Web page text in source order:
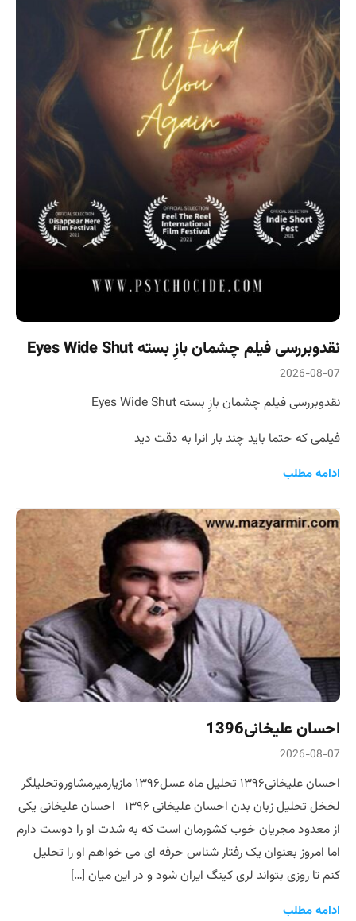
نقدوبررسی فیلم چشمان بازِ بسته Eyes Wide Shut
2026-08-07
نقدوبررسی فیلم چشمان بازِ بسته Eyes Wide Shut
فیلمی که حتما باید چند بار انرا به دقت دید
ادامه مطلب
احسان علیخانی1396
2026-08-07
احسان علیخانی۱۳۹۶ تحلیل ماه عسل۱۳۹۶ مازیارمیرمشاوروتحلیلگر
لخخل تحلیل زبان بدن احسان علیخانی ۱۳۹۶ احسان علیخانی یکی
از معدود مجریان خوب کشورمان است که به شدت او را دوست دارم
اما امروز بعنوان یک رفتار شناس حرفه ای می خواهم او را تحلیل
کنم تا روزی بتواند لری کینگ ایران شود و در این میان […]
ادامه مطلب